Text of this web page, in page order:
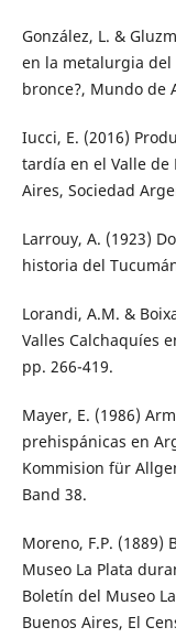
González, L. &
en la metalurgia del
bronce?, Mundo de
Iucci, E. (2016)
tardía en el Valle de
Aires, Sociedad
Larrouy, A. (1923)
historia del
Lorandi, A.M. &
Valles Calchaquíes
pp. 266-419.
Mayer, E. (1986)
prehispánicas en
Kommision für
Band 38.
Moreno, F.P. (1889)
Museo La Plata
Boletín del Museo
Buenos Aires, El